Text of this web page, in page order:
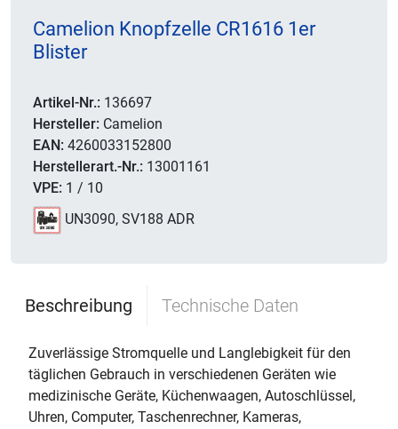
Camelion Knopfzelle CR1616 1er
Blister
Artikel-Nr.: 136697
Hersteller: Camelion
EAN: 4260033152800
Herstellerart.-Nr.: 13001161
VPE: 1 / 10
UN3090, SV188 ADR
Beschreibung Technische Daten
Zuverlässige Stromquelle und Langlebigkeit für den
täglichen Gebrauch in verschiedenen Geräten wie
medizinische Geräte, Küchenwaagen, Autoschlüssel,
Uhren, Computer, Taschenrechner, Kameras,